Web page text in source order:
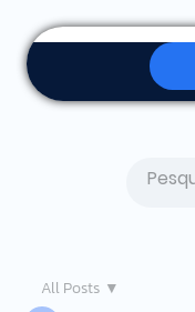
All Posts